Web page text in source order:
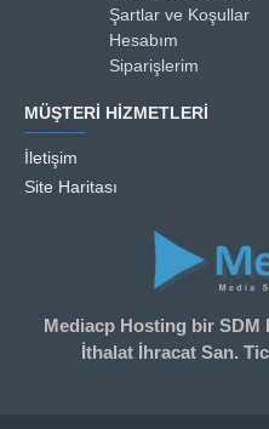
Şartlar ve Koşullar
Hesabım
Siparişlerim
MÜŞTERI HIZMETLERI
İletişim
Site Haritası
Mediacp Hosting bir SDM
İthalat İhracat San.